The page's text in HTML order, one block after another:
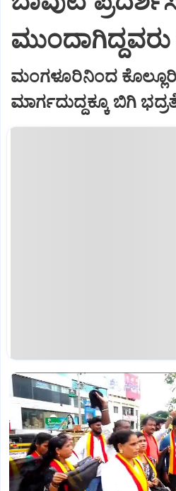
ಮುಂದಾಗಿದ್ದವರು
ಮಂಗಳೂರಿನಿಂದ
ಮಾರ್ಗದುದ್ದಕ್ಕೂ ಬಿಗಿ